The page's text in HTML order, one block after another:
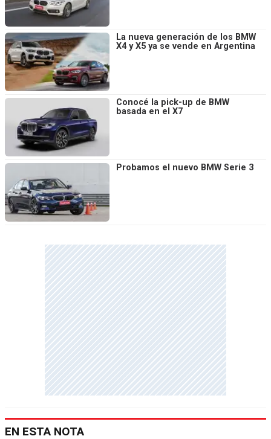
La nueva generación de los BMW
X4 y X5 ya se vende en Argentina
Conocé la pick-up de BMW
basada en el X7
Probamos el nuevo BMW Serie 3
EN ESTA NOTA